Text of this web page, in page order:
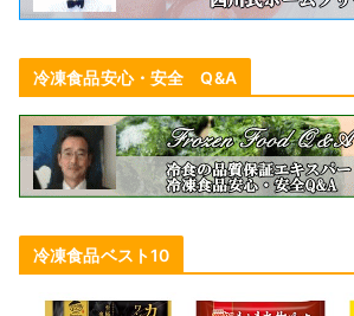
冷凍食品安心・安全 Q&A
冷凍食品ベスト10